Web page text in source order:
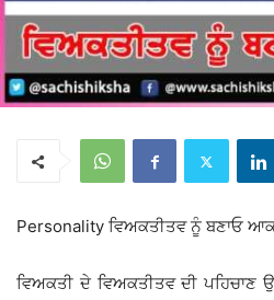
Personality ਵਿਅਕਤੀਤਵ ਨੂੰ ਬਣਾਓ
ਵਿਅਕਤੀ ਦੇ ਵਿਅਕਤੀਤਵ ਦੀ